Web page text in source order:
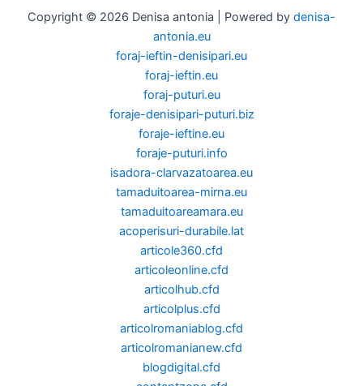
Copyright © 2026 Denisa antonia | Powered by denisa-
antonia.eu
foraj-ieftin-denisipari.eu
foraj-ieftin.eu
foraj-puturi.eu
foraje-denisipari-puturi.biz
foraje-ieftine.eu
foraje-puturi.info
isadora-clarvazatoarea.eu
tamaduitoarea-mirna.eu
tamaduitoareamara.eu
acoperisuri-durabile.lat
articole360.cfd
articoleonline.cfd
articolhub.cfd
articolplus.cfd
articolromaniablog.cfd
articolromanianew.cfd
blogdigital.cfd